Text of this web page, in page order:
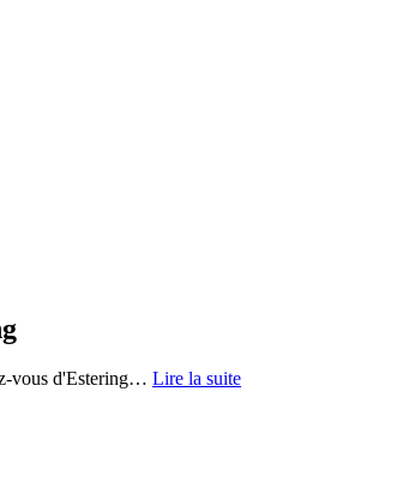
vous d'Estering… Lire la suite